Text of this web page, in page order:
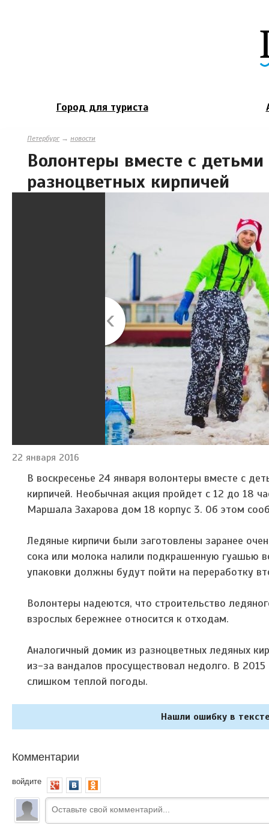
Город для туриста
Петербург→ новости
Волонтеры вместе с
разноцветных кирпичей
22 января 2016
В воскресенье 24 января волонтеры вместе с
кирпичей. Необычная акция пройдет с 12 до 18
Маршала Захарова дом 18 корпус 3. Об этом
Ледяные кирпичи были заготовлены заранее
сока или молока налили подкрашенную гуашью
упаковки должны будут пойти на переработку
Волонтеры надеются, что строительство
взрослых бережнее относится к отходам.
Аналогичный домик из разноцветных ледяных
из-за вандалов просуществовал недолго. В
слишком теплой погоды.
Нашли ошибку в
Комментарии
войдите